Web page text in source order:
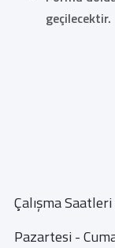
geçilecektir.
Çalışma
Pazartesi -